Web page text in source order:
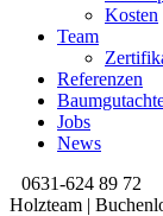
Kosten
Team
Referenzen
Jobs
News
0631-624 89 72
Holzteam |